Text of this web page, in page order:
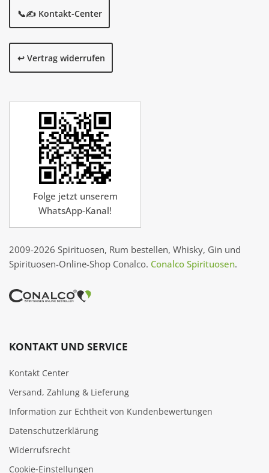
📞✍️ Kontakt-Center
↩️ Vertrag widerrufen
Folge jetzt unserem
WhatsApp-Kanal!
2009-2026 Spirituosen, Rum bestellen, Whisky, Gin und
Spirituosen-Online-Shop Conalco. Conalco Spirituosen.
KONTAKT UND SERVICE
Kontakt Center
Versand, Zahlung & Lieferung
Information zur Echtheit von Kundenbewertungen
Datenschutzerklärung
Widerrufsrecht
Cookie‑Einstellungen